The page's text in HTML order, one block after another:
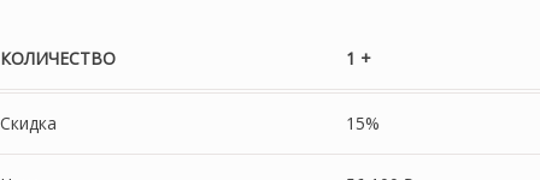
КОЛИЧЕСТВО 1 +
Скидка 15%